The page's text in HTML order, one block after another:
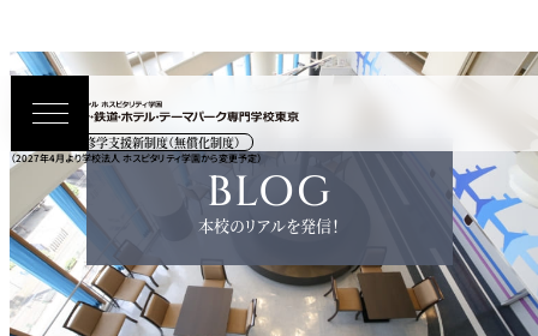
高等教育の修学支援新制度（無償化制度）
（2027年4月より学校法人 ホスピタリティ学園から変更予定）
BLOG
本校のリアルを発信！